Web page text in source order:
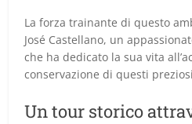
La forza trainante di questo
José Castellano, un
che ha dedicato la sua vita
conservazione di questi
Un tour storico